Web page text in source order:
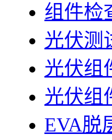
组件检
光伏测
光伏组
光伏组
EVA脱